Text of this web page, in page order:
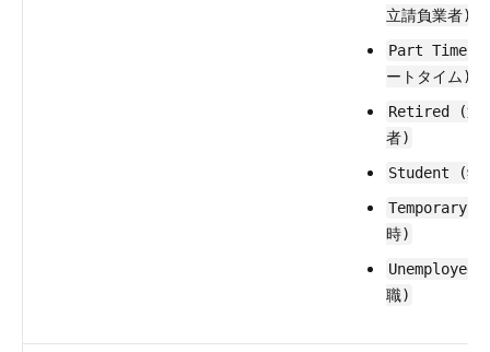
立請負業者)
Part Time (
ートタイム)
Retired (退
者)
Student (学
Temporary (
時)
Unemployed
職)